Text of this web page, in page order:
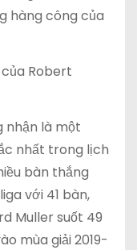
hàng công của
Robert
nhận là một
nhất trong lịch
bàn thắng
với 41 bàn,
Muller suốt 49
mùa giải 2019-